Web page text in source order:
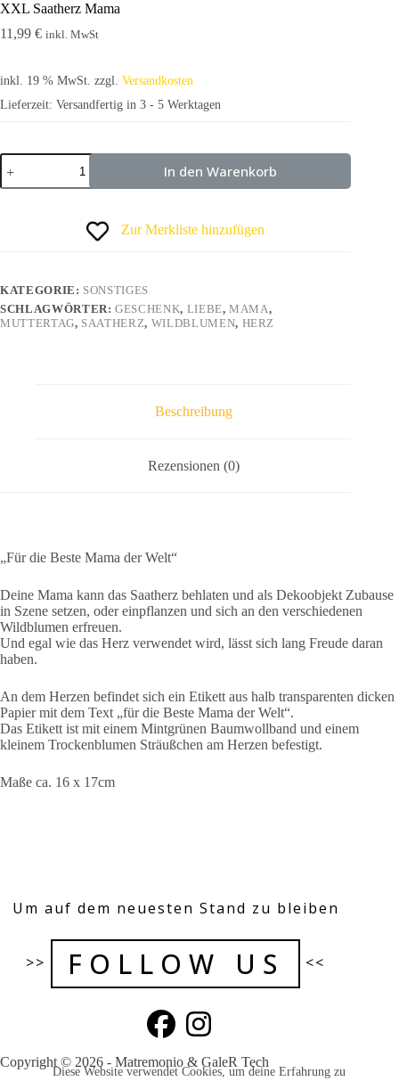
Diese Website verwendet Cookies, um deine Erfahrung zu
XXL Saatherz Mama
11,99 € inkl. MwSt
inkl. 19 % MwSt. zzgl. Versandkosten
Lieferzeit: Versandfertig in 3 - 5 Werktagen
In den Warenkorb
Zur Merkliste hinzufügen
KATEGORIE: SONSTIGES
SCHLAGWÖRTER:GESCHENK, LIEBE,MAMA,
MUTTERTAG, SAATHERZ, WILDBLUMEN, HERZ
Beschreibung
Rezensionen (0)
„Für die Beste Mama der Welt“
Deine Mama kann das Saatherz behlaten und als Dekoobjekt Zubause
in Szene setzen, oder einpflanzen und sich an den verschiedenen
Wildblumen erfreuen.
Und egal wie das Herz verwendet wird, lässt sich lang Freude daran
haben.
An dem Herzen befindet sich ein Etikett aus halb transparenten dicken
Papier mit dem Text „für die Beste Mama der Welt“.
Das Etikett ist mit einem Mintgrünen Baumwollband und einem
kleinem Trockenblumen Sträußchen am Herzen befestigt.
Maße ca. 16 x 17cm
Um auf dem neuesten Stand zu bleiben
>> FOLLOW US <<
Copyright © 2026 - Matremonio & GaleR Tech